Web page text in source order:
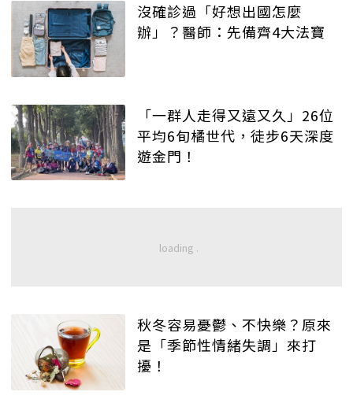
沒確診過「好想出國怎麼
辦」？醫師：先備齊4大法寶
「一群人走得又遠又久」26位
平均6旬橘世代，徒步6天深度
遊金門！
秋冬容易憂鬱、不快樂？原來
是「季節性情緒失調」來打
擾！